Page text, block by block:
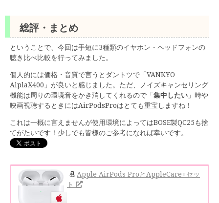
総評・まとめ
ということで、今回は手短に3種類のイヤホン・ヘッドフォンの
聴き比べ比較を行ってみました。
個人的には価格・音質で言うとダントツで「VANKYO
AlplaX400」が良いと感じました。ただ、ノイズキャンセリング
機能は周りの環境音をかき消してくれるので「 集中したい 」時や
映画視聴するときにはAirPodsProはとても重宝しますね！
これは一概に言えませんが使用環境によってはBOSE製QC25も捨
てがたいです！少しでも皆様のご参考になれば幸いです。
Apple AirPods ProとAppleCare+セッ
ト